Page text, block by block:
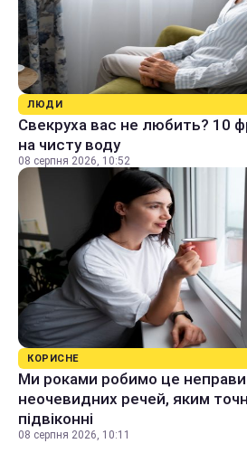
ЛЮДИ
Свекруха вас не любить? 10
на чисту воду
08 серпня 2026, 10:52
КОРИСНЕ
Ми роками робимо це
неочевидних речей, яким
підвіконні
08 серпня 2026, 10:11